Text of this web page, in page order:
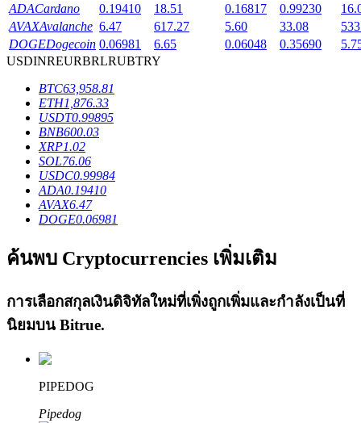
เงินกู้
บริการยืมเงินที่ได้รับการสนับสนุนจาก Crypto
ลงทุนอัตโนมัติ
คว้าผลกำไรระยะยาวและผลประโยชน์ที่ยืดหยุ่น
เรียนรู้ Staking
ADACardano 0.19410 18.51 0.16817 0.99230
AVAXAvalanche 6.47 617.27 5.60 33.08
DOGEDogecoin 0.06981 6.65 0.06048 0.35690
USDINREURBRLRUBTRY
BTC63,958.81
ETH1,876.33
USDT0.99895
BNB600.03
XRP1.02
SOL76.06
USDC0.99984
ADA0.19410
AVAX6.47
DOGE0.06981
ค้นพบ Cryptocurrencies เพิ่มเติม
การเลือกสกุลเงินดิจิทัลใหม่ที่เพิ่งถูกเพิ่มและกำลังเป็นที่
นิยมบน Bitrue.
PIPEDOG
Pipedog